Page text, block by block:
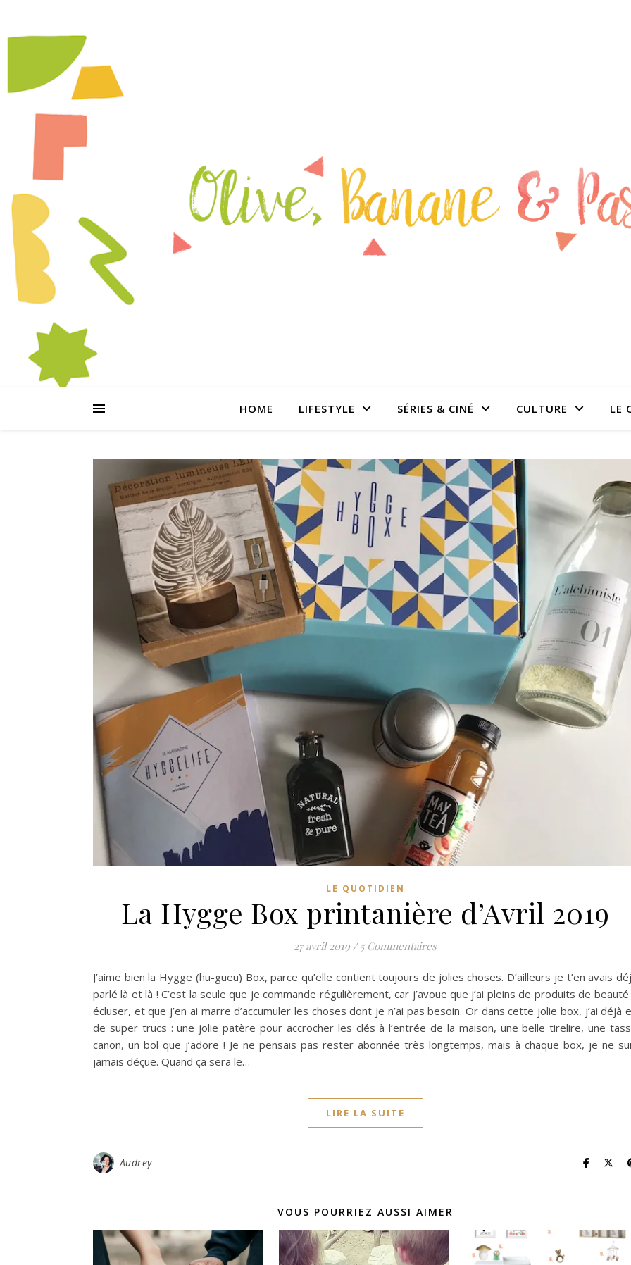
HOME LIFESTYLE SÉRIES & CINÉ CULTURE LE
LE QUOTIDIEN
La Hygge Box printanière d’Avril 2019
27 avril 2019 / 5 Commentaires
J’aime bien la Hygge (hu-gueu) Box, parce qu’elle contient toujours de jolies choses. D’ailleurs je t’en avais
parlé là et là ! C’est la seule que je commande régulièrement, car j’avoue que j’ai pleins de produits de beauté
écluser, et que j’en ai marre d’accumuler les choses dont je n’ai pas besoin. Or dans cette jolie box, j’ai déjà
de super trucs : une jolie patère pour accrocher les clés à l’entrée de la maison, une belle tirelire, une
canon, un bol que j’adore ! Je ne pensais pas rester abonnée très longtemps, mais à chaque box, je ne
jamais déçue. Quand ça sera le…
LIRE LA SUITE
Audrey
VOUS POURRIEZ AUSSI AIMER